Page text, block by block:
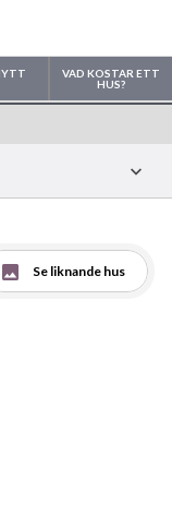
VAD KOSTAR ETT
HUS?
Se liknande hus